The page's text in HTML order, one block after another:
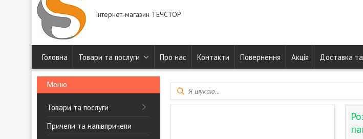
Інтернет-магазин ТЕЧСТОР
Головна Товари та послуги Про нас Контакти Повернення Акція Доставка
Товари та послуги
Причепи та напівпричепи